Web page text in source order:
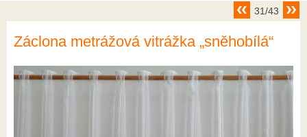
31/43
Záclona metrážová vitrážka „sněhobílá“